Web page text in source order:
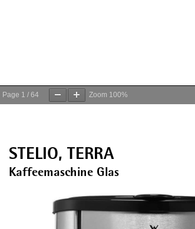
Page 1 / 64 Zoom 100%